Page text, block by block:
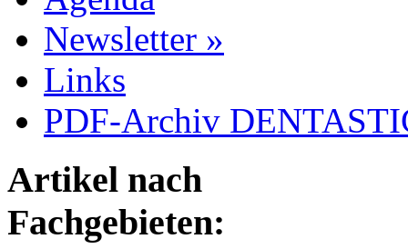
Newsletter »
Links
PDF-Archiv
Artikel nach
Fachgebieten: